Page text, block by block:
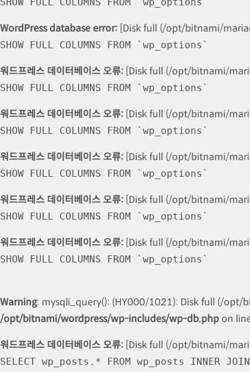
WordPress database error: [Disk full (/opt/bitnami/
SHOW FULL COLUMNS FROM `wp_options`
워드프레스 데이터베이스 오류: [Disk full (/opt/bitnami/
SHOW FULL COLUMNS FROM `wp_options`
워드프레스 데이터베이스 오류: [Disk full (/opt/bitnami/
SHOW FULL COLUMNS FROM `wp_options`
워드프레스 데이터베이스 오류: [Disk full (/opt/bitnami/
SHOW FULL COLUMNS FROM `wp_options`
워드프레스 데이터베이스 오류: [Disk full (/opt/bitnami/
SHOW FULL COLUMNS FROM `wp_options`
워드프레스 데이터베이스 오류: [Disk full (/opt/bitnami/
SHOW FULL COLUMNS FROM `wp_options`
Warning: mysqli_query(): (HY000/1021): Disk full (/
/opt/bitnami/wordpress/wp-includes/wp-db.php on
워드프레스 데이터베이스 오류: [Disk full (/opt/bitnami/
SELECT wp_posts.* FROM wp_posts INNER